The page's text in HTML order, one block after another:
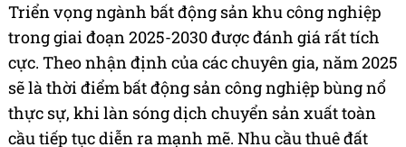
Triển vọng ngành bất động sản khu công nghiệp
trong giai đoạn 2025-2030 được đánh giá rất tích
cực. Theo nhận định của các chuyên gia, năm 2025
sẽ là thời điểm bất động sản công nghiệp bùng nổ
thực sự, khi làn sóng dịch chuyển sản xuất toàn
cầu tiếp tục diễn ra mạnh mẽ. Nhu cầu thuê đất